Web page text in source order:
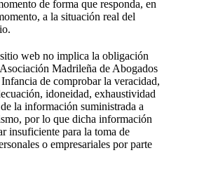
de forma que responda, en
a la situación real del
web no implica la obligación
Madrileña de Abogados
de comprobar la veracidad,
idoneidad, exhaustividad
la información suministrada a
por lo que dicha información
insuficiente para la toma de
o empresariales por parte